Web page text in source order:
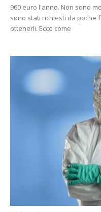
960 euro l'anno. Non sono
sono stati richiesti da poche
ottenerli. Ecco come